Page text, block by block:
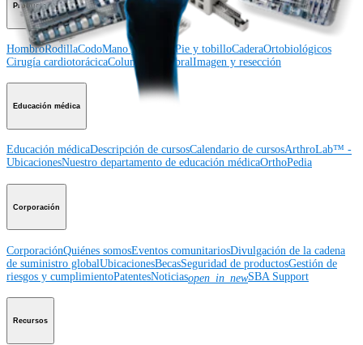
Producto
HombroRodillaCodoMano y muñecaPie y tobilloCaderaOrtobiológicos
Cirugía cardiotorácicaColumna vertebralImagen y resección
Educación médica
Educación médicaDescripción de cursosCalendario de cursosArthroLab™ -
UbicacionesNuestro departamento de educación médicaOrthoPedia
Corporación
CorporaciónQuiénes somosEventos comunitariosDivulgación de la cadena
de suministro globalUbicacionesBecasSeguridad de productosGestión de
riesgos y cumplimientoPatentesNoticiasopen_in_newSBA Support
Recursos